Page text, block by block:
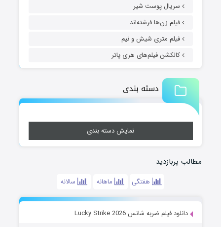
سریال پوست شیر
فیلم زن‌ها فرشته‌اند
فیلم متری شیش و نیم
کالکشن فیلم‌های هری پاتر
دسته بندی
نمایش دسته بندی
مطالب پربازدید
هفتگی ماهانه سالانه
دانلود فیلم ضربه شانس Lucky Strike 2026